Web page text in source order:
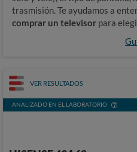
trasmisión. Te ayudamos a
comprar un televisor para
VER RESULTADOS
ANALIZADO EN EL LABORATORIO